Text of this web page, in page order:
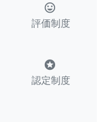
tag_faces
評価制度
stars
認定制度